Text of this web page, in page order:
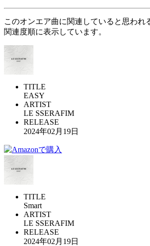
このオンエア曲に関連していると思われ
関連度順に表示しています。
TITLE
EASY
ARTIST
LE SSERAFIM
RELEASE
2024年02月19日
TITLE
Smart
ARTIST
LE SSERAFIM
RELEASE
2024年02月19日